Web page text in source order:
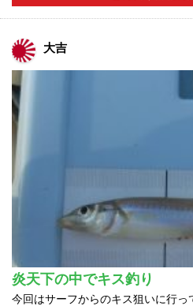
大吉
炎天下の中でキス釣り
今回はサーフからのキス狙いに行っ